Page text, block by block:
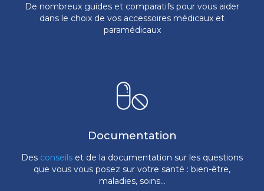
De nombreux guides et comparatifs pour vous aider
dans le choix de vos accessoires médicaux et
paramédicaux
Documentation
Des conseils et de la documentation sur les questions
que vous vous posez sur votre santé : bien-être,
maladies, soins...